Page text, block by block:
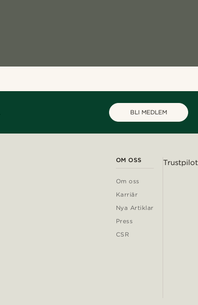
BLI MEDLEM
OM OSS
Om oss
Karriär
Nya Artiklar
Press
CSR
Trustpilot